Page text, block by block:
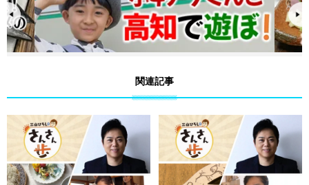
関連記事